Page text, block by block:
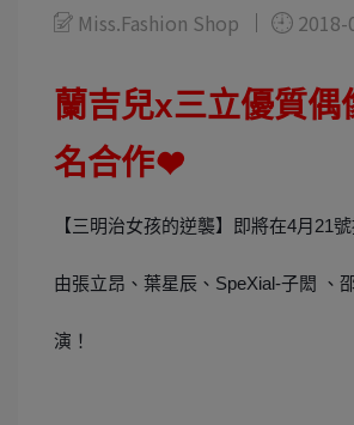
Miss.Fashion Shop 2018-
蘭吉兒x三立優質偶
名合作❤
❤
【三明治女孩的逆襲】即將在4月21號
由張立昂、葉星辰、SpeXial-子閎 、
演！